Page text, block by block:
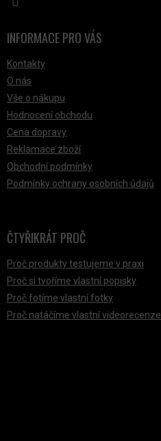
INFORMACE PRO VÁS
Kontakty
O nás
Vše o nákupu
Hodnocení obchodu
Cena dopravy
Reklamace zboží
Obchodní podmínky
Podmínky ochrany osobních údajů
ČTYŘIKRÁT PROČ
Proč produkty testujeme v praxi
Proč si tvoříme vlastní popisky
Proč fotíme vlastní fotky
Proč natáčíme vlastní videorecenze